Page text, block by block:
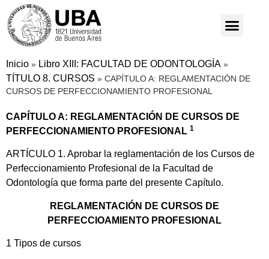
Inicio » Libro XIII: FACULTAD DE ODONTOLOGÍA »
TÍTULO 8. CURSOS » CAPÍTULO A: REGLAMENTACIÓN DE
CURSOS DE PERFECCIONAMIENTO PROFESIONAL
CAPÍTULO A: REGLAMENTACIÓN DE CURSOS DE
PERFECCIONAMIENTO PROFESIONAL 1
ARTÍCULO 1. Aprobar la reglamentación de los Cursos de
Perfeccionamiento Profesional de la Facultad de
Odontología que forma parte del presente Capítulo.
REGLAMENTACIÓN DE CURSOS DE
PERFECCIOAMIENTO PROFESIONAL
1 Tipos de cursos